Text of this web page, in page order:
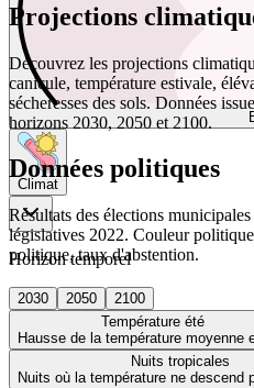
Climat
Horizon temporel
2030 2050
2100
Température été
Hausse de la température moyenne
Nuits tropicales
Nuits où la température ne descend
Projections
Découvrez les projections
canicule, température estivale,
sécheresses des sols. Données
horizons 2030, 2050 et 2100.
Données politiques
Résultats des élections
législatives 2022. Couleur
politique, taux d'abstention.